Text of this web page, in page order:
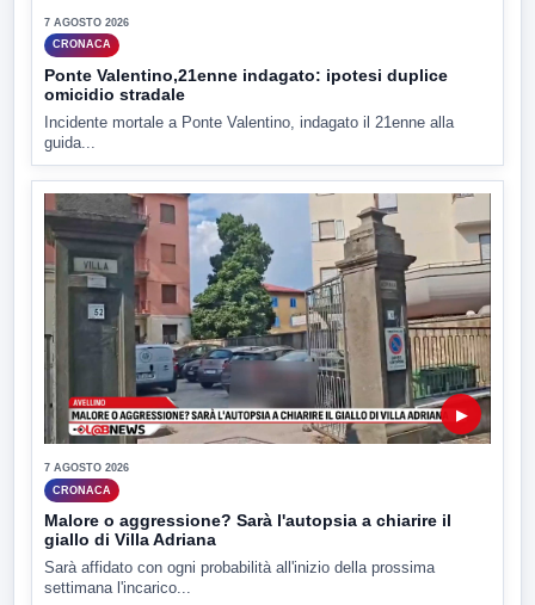
7 AGOSTO 2026
CRONACA
Ponte Valentino,21enne indagato: ipotesi duplice
omicidio stradale
Incidente mortale a Ponte Valentino, indagato il 21enne alla
guida...
▶
7 AGOSTO 2026
CRONACA
Malore o aggressione? Sarà l'autopsia a chiarire il
giallo di Villa Adriana
Sarà affidato con ogni probabilità all'inizio della prossima
settimana l'incarico...